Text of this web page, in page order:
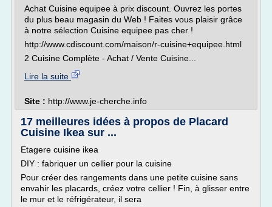
Achat Cuisine equipee à prix discount. Ouvrez les portes
du plus beau magasin du Web ! Faites vous plaisir grâce
à notre sélection Cuisine equipee pas cher !
http://www.cdiscount.com/maison/r-cuisine+equipee.html
2 Cuisine Complète - Achat / Vente Cuisine...
Lire la suite
Site : http://www.je-cherche.info
17 meilleures idées à propos de Placard
Cuisine Ikea sur ...
Etagere cuisine ikea
DIY : fabriquer un cellier pour la cuisine
Pour créer des rangements dans une petite cuisine sans
envahir les placards, créez votre cellier ! Fin, à glisser entre
le mur et le réfrigérateur, il sera